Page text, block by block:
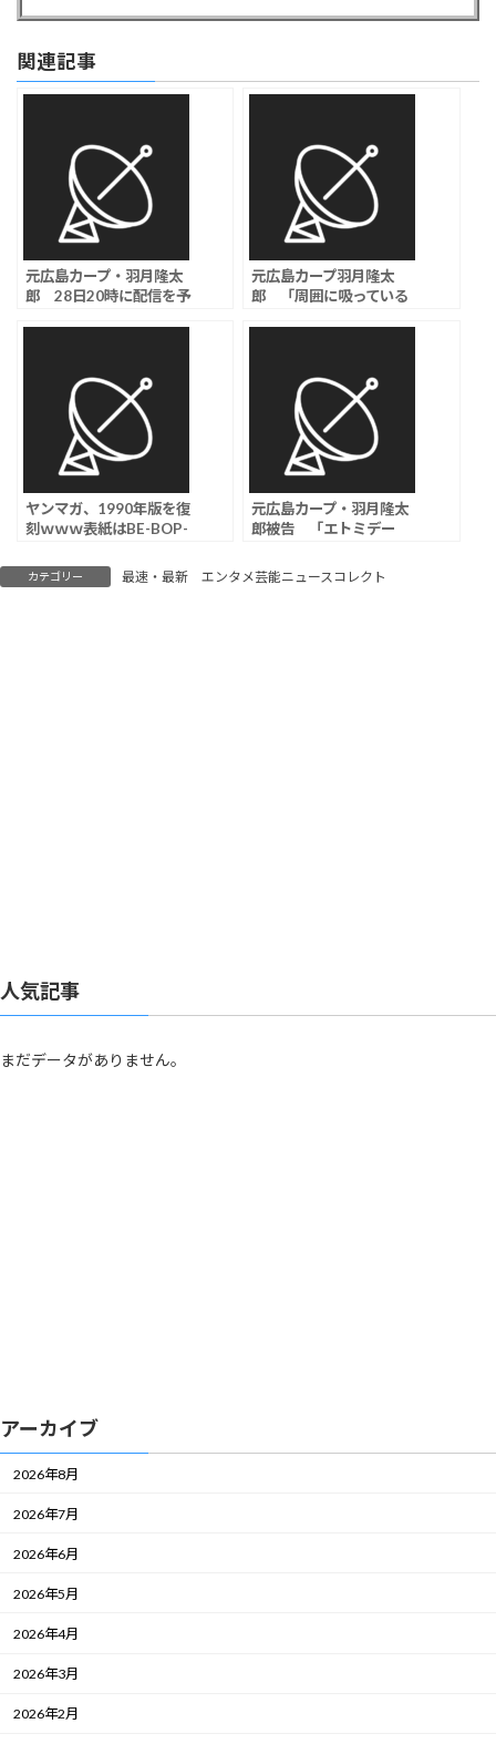
関連記事
元広島カープ・羽月隆太
郎 28日20時に配信を予
元広島カープ羽月隆太
郎 「周囲に吸っている
ヤンマガ、1990年版を復
刻ｗｗｗ表紙はBE-BOP-
元広島カープ・羽月隆太
郎被告 「エトミデー
行猶予3年の判決、「周
囲に吸っているカープ選
カテゴリー 最速・最新 エンタメ芸能ニュースコレクト
人気記事
まだデータがありません。
アーカイブ
2026年8月
2026年7月
2026年6月
2026年5月
2026年4月
2026年3月
2026年2月